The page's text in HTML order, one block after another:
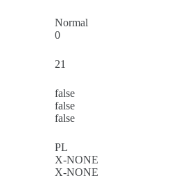
Normal
0
21
false
false
false
PL
X-NONE
X-NONE